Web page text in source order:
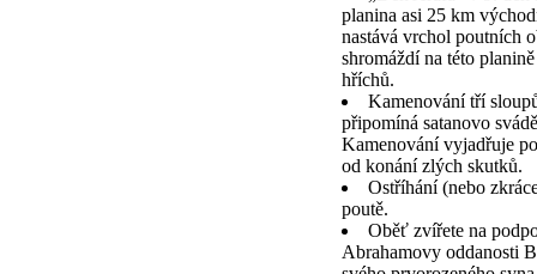
planina asi 25 km
nastává vrchol poutních
shromáždí na této
hříchů.
Kamenování tří
připomíná satanovo
Kamenování vyjadřuje
od konání zlých skutků.
Ostříhání (nebo
poutě.
Oběť zvířete na
Abrahamovy oddanosti